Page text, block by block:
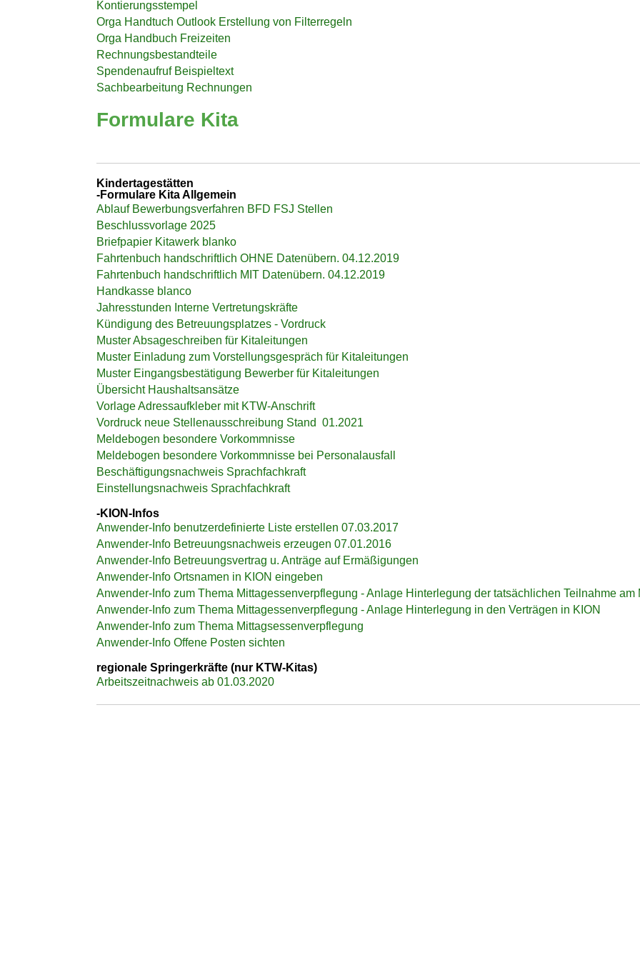
Kontierungsstempel
Orga Handtuch Outlook Erstellung von Filterregeln
Orga Handbuch Freizeiten
Rechnungsbestandteile
Spendenaufruf Beispieltext
Sachbearbeitung Rechnungen
Formulare Kita
Kindertagestätten
-Formulare Kita Allgemein
Ablauf Bewerbungsverfahren BFD FSJ Stellen
Beschlussvorlage 2025
Briefpapier Kitawerk blanko
Fahrtenbuch handschriftlich OHNE Datenübern. 04.12.2019
Fahrtenbuch handschriftlich MIT Datenübern. 04.12.2019
Handkasse blanco
Jahresstunden Interne Vertretungskräfte
Kündigung des Betreuungsplatzes - Vordruck
Muster Absageschreiben für Kitaleitungen
Muster Einladung zum Vorstellungsgespräch für Kitaleitungen
Muster Eingangsbestätigung Bewerber für Kitaleitungen
Übersicht Haushaltsansätze
Vorlage Adressaufkleber mit KTW-Anschrift
Vordruck neue Stellenausschreibung Stand 01.2021
Meldebogen besondere Vorkommnisse
Meldebogen besondere Vorkommnisse bei Personalausfall
Beschäftigungsnachweis Sprachfachkraft
Einstellungsnachweis Sprachfachkraft
-KION-Infos
Anwender-Info benutzerdefinierte Liste erstellen 07.03.2017
Anwender-Info Betreuungsnachweis erzeugen 07.01.2016
Anwender-Info Betreuungsvertrag u. Anträge auf Ermäßigungen
Anwender-Info Ortsnamen in KION eingeben
Anwender-Info zum Thema Mittagessenverpflegung - Anlage Hinterlegung der tatsächlichen Teilnahme am
Anwender-Info zum Thema Mittagessenverpflegung - Anlage Hinterlegung in den Verträgen in KION
Anwender-Info zum Thema Mittagsessenverpflegung
Anwender-Info Offene Posten sichten
regionale Springerkräfte (nur KTW-Kitas)
Arbeitszeitnachweis ab 01.03.2020